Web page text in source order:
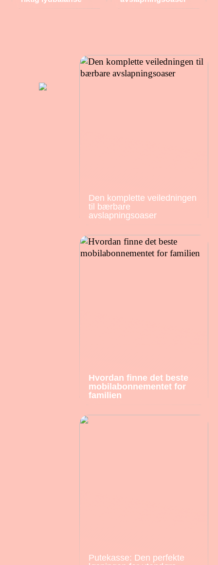
Den komplette veiledningen
til bærbare
avslapningsoaser
Hvordan finne det beste
mobilabonnementet for
familien
Putekasse: Den perfekte